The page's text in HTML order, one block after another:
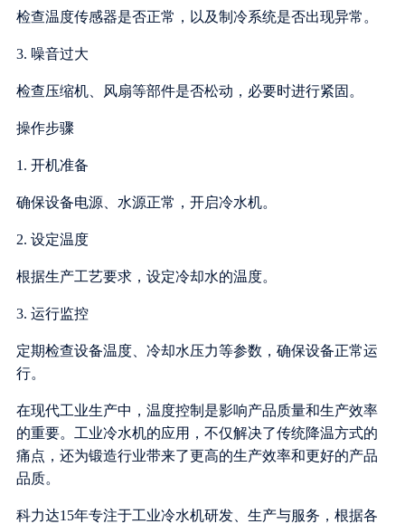
检查温度传感器是否正常，以及制冷系统是否出现异常。
3. 噪音过大
检查压缩机、风扇等部件是否松动，必要时进行紧固。
操作步骤
1. 开机准备
确保设备电源、水源正常，开启冷水机。
2. 设定温度
根据生产工艺要求，设定冷却水的温度。
3. 运行监控
定期检查设备温度、冷却水压力等参数，确保设备正常运
行。
在现代工业生产中，温度控制是影响产品质量和生产效率
的重要。工业冷水机的应用，不仅解决了传统降温方式的
痛点，还为锻造行业带来了更高的生产效率和更好的产品
品质。
科力达15年专注于工业冷水机研发、生产与服务，根据各